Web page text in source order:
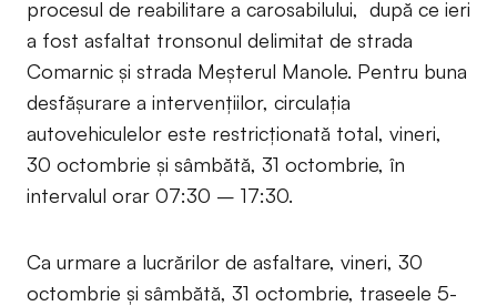
procesul de reabilitare a carosabilului, după ce ieri
a fost asfaltat tronsonul delimitat de strada
Comarnic și strada Meșterul Manole. Pentru buna
desfășurare a intervențiilor, circulația
autovehiculelor este restricționată total, vineri,
30 octombrie și sâmbătă, 31 octombrie, în
intervalul orar 07:30 – 17:30.
Ca urmare a lucrărilor de asfaltare, vineri, 30
octombrie și sâmbătă, 31 octombrie, traseele 5-